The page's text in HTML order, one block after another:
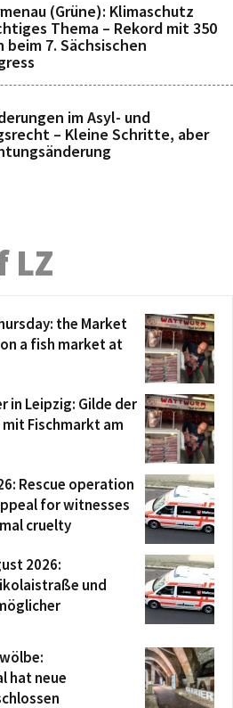
(Grüne): Klimaschutz
Thema – Rekord mit 350
beim 7. Sächsischen
im Asyl- und
– Kleine Schritte, aber
LZ
the Market
a fish market at
in Leipzig: Gilde der
Fischmarkt am
Rescue operation
for witnesses
cruelty
2026:
und
hat neue